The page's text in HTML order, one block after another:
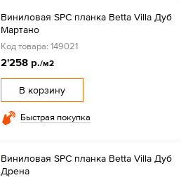
Виниловая SPC планка Betta Villa Дуб
Мартано
Код товара: 149021
2'258 р./м2
В корзину
Быстрая покупка
Виниловая SPC планка Betta Villa Дуб
Дрена